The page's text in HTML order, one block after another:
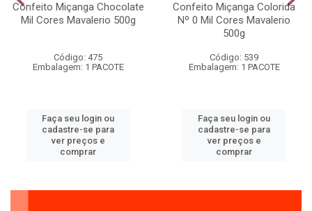
Confeito Miçanga Chocolate
Mil Cores Mavalerio 500g
Código: 475
Embalagem: 1 PACOTE
Faça seu login ou
cadastre-se para
ver preços e
comprar
Confeito Miçanga Colorida
Nº 0 Mil Cores Mavalerio
500g
Código: 539
Embalagem: 1 PACOTE
Faça seu login ou
cadastre-se para
ver preços e
comprar